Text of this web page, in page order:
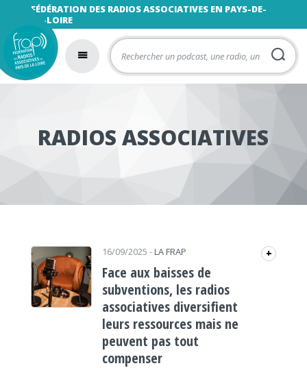
FÉDÉRATION DES RADIOS ASSOCIATIVES EN PAYS-DE-
LA-LOIRE
RADIOS ASSOCIATIVES
16/09/2025- LA FRAP +
Face aux baisses de
subventions, les radios
associatives diversifient
leurs ressources mais ne
peuvent pas tout
compenser